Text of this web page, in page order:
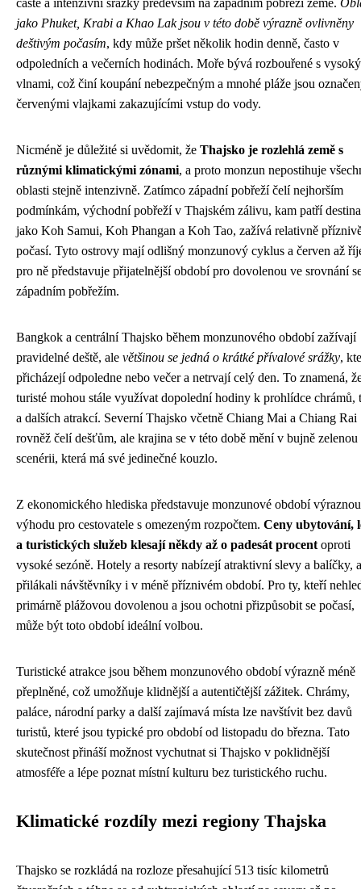
jako Phuket, Krabi a Khao Lak jsou v této době výrazně ovlivněny
deštivým počasím, kdy může pršet několik hodin denně, často v
odpoledních a večerních hodinách. Moře bývá rozbouřené s
vlnami, což činí koupání nebezpečným a mnohé pláže jsou
červenými vlajkami zakazujícími vstup do vody.
Nicméně je důležité si uvědomit, že Thajsko je rozlehlá země s
různými klimatickými zónami, a proto monzun nepostihuje
oblasti stejně intenzivně. Zatímco západní pobřeží čelí nejhorším
podmínkám, východní pobřeží v Thajském zálivu, kam patří
jako Koh Samui, Koh Phangan a Koh Tao, zažívá relativně
počasí. Tyto ostrovy mají odlišný monzunový cyklus a červen až
pro ně představuje přijatelnější období pro dovolenou ve srovnání
západním pobřežím.
Bangkok a centrální Thajsko během monzunového období zažívají
pravidelné deště, ale většinou se jedná o krátké přívalové srážky,
přicházejí odpoledne nebo večer a netrvají celý den. To znamená,
turisté mohou stále využívat dopolední hodiny k prohlídce chrámů,
a dalších atrakcí. Severní Thajsko včetně Chiang Mai a Chiang Rai
rovněž čelí dešťům, ale krajina se v této době mění v bujně zelenou
scenérii, která má své jedinečné kouzlo.
Z ekonomického hlediska představuje monzunové období výraznou
výhodu pro cestovatele s omezeným rozpočtem. Ceny ubytování,
a turistických služeb klesají někdy až o padesát procent oproti
vysoké sezóně. Hotely a resorty nabízejí atraktivní slevy a balíčky,
přilákali návštěvníky i v méně příznivém období. Pro ty, kteří
primárně plážovou dovolenou a jsou ochotni přizpůsobit se počasí,
může být toto období ideální volbou.
Turistické atrakce jsou během monzunového období výrazně méně
přeplněné, což umožňuje klidnější a autentičtější zážitek. Chrámy,
paláce, národní parky a další zajímavá místa lze navštívit bez davů
turistů, které jsou typické pro období od listopadu do března. Tato
skutečnost přináší možnost vychutnat si Thajsko v poklidnější
atmosféře a lépe poznat místní kulturu bez turistického ruchu.
Klimatické rozdíly mezi regiony Thajska
Thajsko se rozkládá na rozloze přesahující 513 tisíc kilometrů